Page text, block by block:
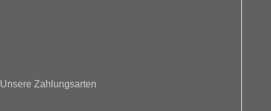
Unsere Zahlungsarten